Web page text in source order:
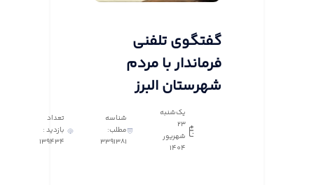
گفتگوی تلفنی
فرماندار با مردم
شهرستان البرز
یک‌شنبه
23
شهریور
1404
شناسه
مطلب:
3391381
تعداد
بازدید :
139434